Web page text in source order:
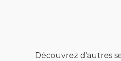
Découvrez d'autres